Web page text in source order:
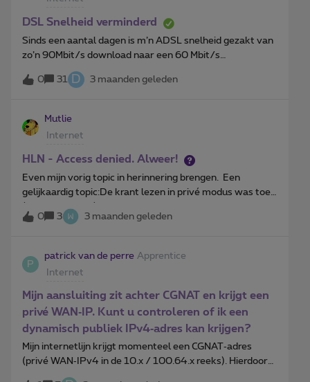
met zieken komen te zitten, zo zonder
DSL Snelheid verminderd
Sinds een aantal dagen is m’n ADSL snelheid gezakt van
zo’n 90Mbit/s download naar een 60 Mbit/s
download… Een restart van de modem lost het niet op..
0
31 D 3 maanden geleden
Mutlie
Internet
HLN - Access denied. Alweer!
Even mijn vorig topic in herinnering brengen. Een
gelijkaardig topic:De krant lezen in privé modus was toen
werkte snel weer. Alleen, sinds heb ik het een paar keer
eens proberen. En inderdaad, dan lukte het
weer.Vandaag was het voor de zoveelste keer van datte.
Firefox, Edge en Chrome.Gelukkig was het na een paar
minuten alweer vanzelf in orde. De optie om de
internetbox te resetten heb ik niet toegepast. Daarbij,
wat zou dit bijbrengen? Een onjuiste “oplossing”
aangezien het na een paar minuten toch vanzelf
opgelost (alweer) was. Nu vraag ik me wel af wat de
0 3 3 maanden geleden
P
patrick van de perre Apprentice
Internet
Mijn aansluiting zit achter CGNAT en krijgt een
privé WAN‑IP. Kunt u controleren of ik een
dynamisch publiek IPv4‑adres kan krijgen?
Mijn internetlijn krijgt momenteel een CGNAT‑adres
(privé WAN‑IPv4 in de 10.x / 100.64.x reeks). Hierdoor
werkt port forwarding niet.Kunt u nakijken of mijn lijn uit